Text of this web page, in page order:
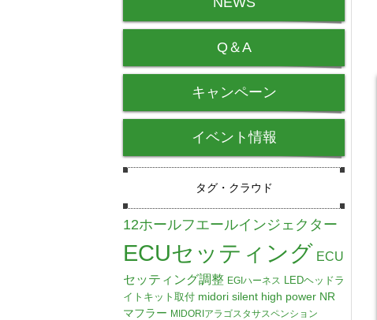
Q＆A
キャンペーン
イベント情報
タグ・クラウド
12ホールフエールインジェクター
ECUセッティング ECU
セッティング調整 EGIハーネス LEDヘッドラ
イトキット取付 midori silent high power NR
マフラー MIDORIアラゴスタサスペンション